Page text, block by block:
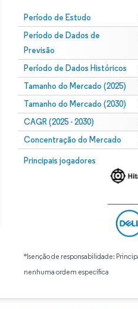
Período de Estudo
Período de Dados de
Previsão
Período de Dados Históricos
Tamanho do Mercado (2025)
Tamanho do Mercado (2030)
CAGR (2025 - 2030)
Concentração do Mercado
Principais jogadores
*Isenção de responsabilidade:
nenhuma ordem específica